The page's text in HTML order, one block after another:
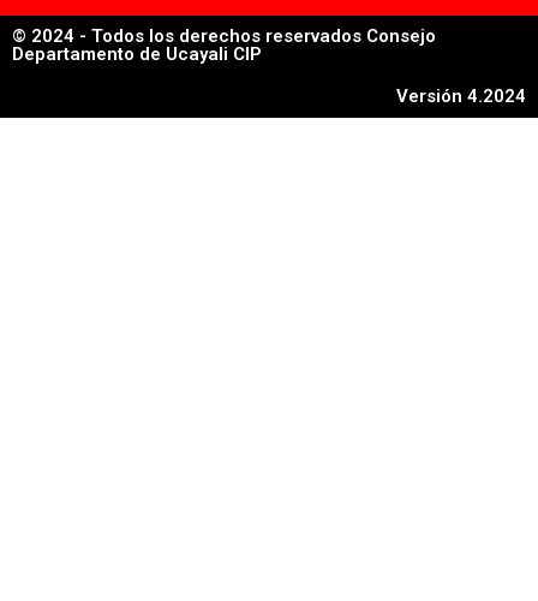
© 2024 - Todos los derechos reservados Consejo
Departamento de Ucayali CIP
Versión 4.2024